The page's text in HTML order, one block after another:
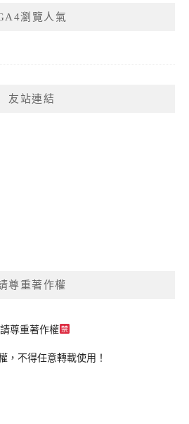
瀏覽人氣
友站連結
尊重著作權
請尊重著作權
，不得任意轉載使用！